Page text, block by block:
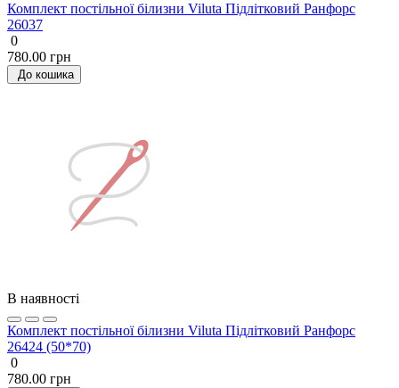
Комплект постільної білизни Viluta Підлітковий Ранфорс
26037
0
780.00 грн
До кошика
В наявності
Комплект постільної білизни Viluta Підлітковий Ранфорс
26424 (50*70)
0
780.00 грн